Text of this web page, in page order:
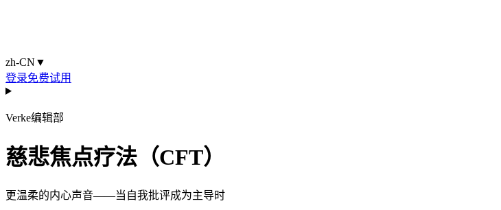
zh-CN ▼
登录免费试用
Verke编辑部
慈悲焦点疗法（CFT）
更温柔的内心声音——当自我批评成为主导时